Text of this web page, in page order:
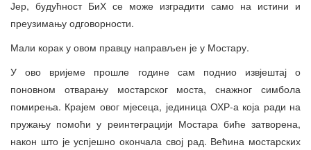
Јер, будућност БиХ се може изградити само на истини и
преузимању одговорности.
Мали корак у овом правцу направљен је у Мостару.
У ово вријеме прошле године сам поднио извјештај о
поновном отварању мостарског моста, снажног симбола
помирења. Крајем овог мјесеца, јединица ОХР-а која ради на
пружању помоћи у реинтеграцији Мостара биће затворена,
након што је успјешно окончала свој рад. Већина мостарских